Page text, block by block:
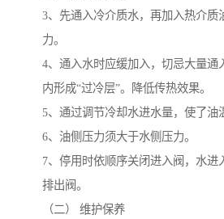
3、先通入冷介质水，再加入热介质
力。
4、通入水时应缓加入，切忌大量通
内形成“过冷层”。降低传热效果。
5、通过调节冷却水进水量，使了油
6、油侧压力须大于水侧压力。
7、停用时依顺序关闭进入阀，水进
排出阀。
（二） 维护保养